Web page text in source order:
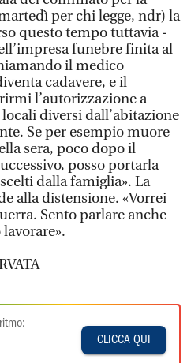
per chi legge, ndr) la
questo tempo tuttavia -
funebre finita al
il medico
cadavere, e il
l’autorizzazione a
diversi dall’abitazione
Se per esempio muore
sera, poco dopo il
posso portarla
dalla famiglia». La
alla distensione. «Vorrei
Sento parlare anche
CLICCA QUI